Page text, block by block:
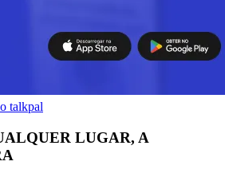
talkpal
LUGAR, A